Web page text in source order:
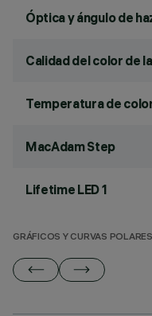
Óptica y ángulo de
Calidad del color de
Temperatura de
MacAdam Step
Lifetime LED 1
GRÁFICOS Y CURVAS POLARES